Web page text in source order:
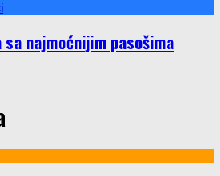
sa najmoćnijim pasošima